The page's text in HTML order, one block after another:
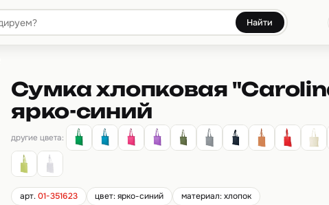
Найти
Сумка хлопковая
ярко-синий
другие цвета:
арт.01-351623 цвет: ярко-синий
материал: хлопок